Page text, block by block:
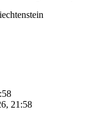
21:58